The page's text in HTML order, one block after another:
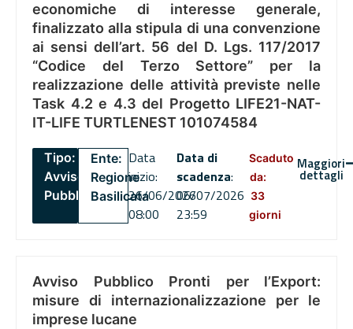
economiche di interesse generale,
finalizzato alla stipula di una convenzione
ai sensi dell’art. 56 del D. Lgs. 117/2017
“Codice del Terzo Settore” per la
realizzazione delle attività previste nelle
Task 4.2 e 4.3 del Progetto LIFE21-NAT-
IT-LIFE TURTLENEST 101074584
Tipo:
Avviso
Pubblico
Ente:
Regione
Basilicata
Data
inizio:
26/06/2026
08:00
Data di
scadenza:
06/07/2026
23:59
Scaduto
da:
33
giorni
Maggiori
dettagli
Avviso Pubblico Pronti per l’Export:
misure di internazionalizzazione per le
imprese lucane